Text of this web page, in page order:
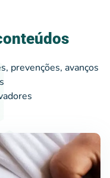
prevenções, avanços